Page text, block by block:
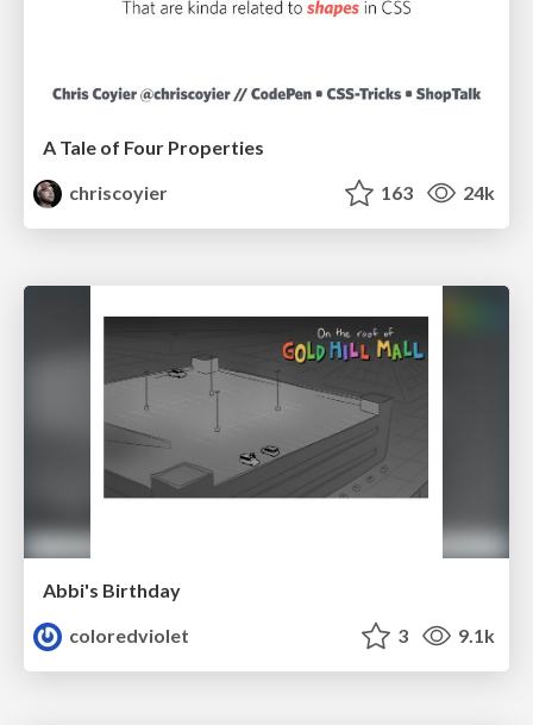
A Tale of Four Properties
chriscoyier
163 24k
Abbi's Birthday
coloredviolet
3 9.1k